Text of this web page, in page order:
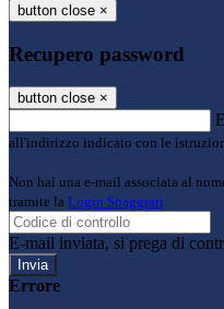
button close ×
Recupero password
button close ×
all'indirizzo indicato con le
Non hai una e-mail associata al
tramite la Login Spaggiari
E-mail inviata, si prega di
Errore